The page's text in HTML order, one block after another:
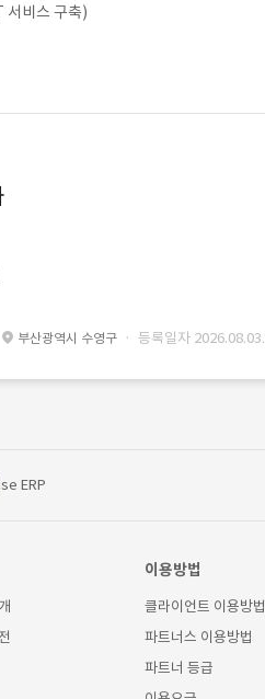
서비스 구축)
부산광역시 수영구 · 등록일자 2026.08.03.
ERP
이용방법
클라이언트 이용방법
파트너스 이용방법
파트너 등급